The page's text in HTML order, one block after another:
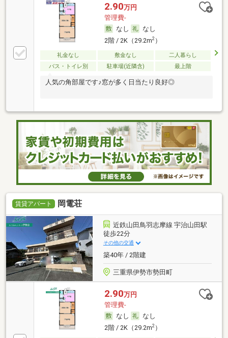
2.90万円
管理費-
なし
なし
2階 / 2K（29.2m2）
礼金なし 敷金なし
二人暮らし
バス・トイレ別
駐車場(近隣含) 最上階
人気の角部屋です♪窓が多く日当たり良好◎
賃貸アパート 岡電荘
近鉄山田鳥羽志摩線 宇治山田駅
徒歩22分
その他の交通
築40年 / 2階建
三重県伊勢市勢田町
2.90万円
管理費-
なし
なし
2階 / 2K（29.2m2）